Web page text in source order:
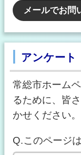
メールでお問
アンケート
常総市ホーム
るために、皆
かせください。
Q.このページ